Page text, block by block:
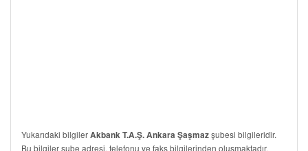
Yukarıdaki bilgilerAkbank T.A.Ş. Ankara Şaşmazşubesi bilgileridir.
Bu bilgiler şube adresi, telefonu ve faks bilgilerinden oluşmaktadır.